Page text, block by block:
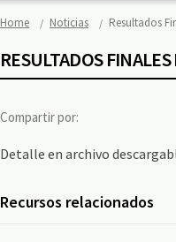
Home Noticias Resultados
RESULTADOS
Compartir por:
Detalle en archivo
Recursos relacionados